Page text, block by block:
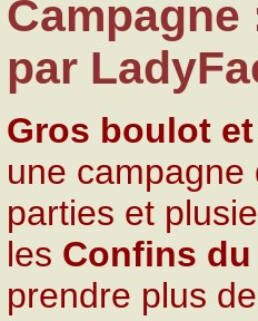
Campagne
par
Gros boulot
une
parties et
les Confins
prendre plus